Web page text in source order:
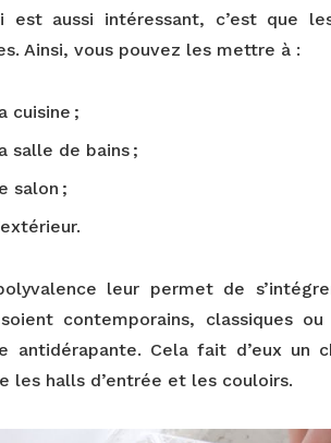
est aussi intéressant, c’est que
Ainsi, vous pouvez les mettre à :
cuisine ;
salle de bains ;
salon ;
leur permet de
soient contemporains, classiques
antidérapante. Cela fait d’eux
les halls d’entrée et les couloirs.